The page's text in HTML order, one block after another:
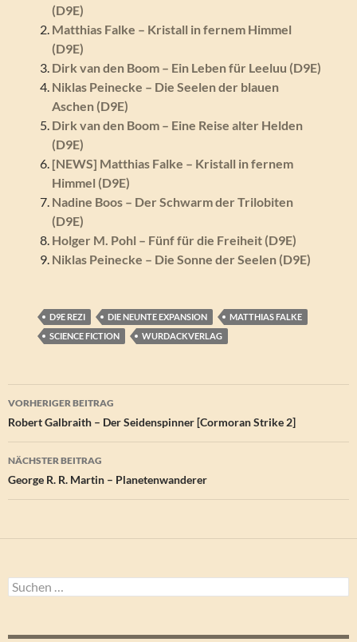
(D9E)
Matthias Falke – Kristall in fernem Himmel
(D9E)
Dirk van den Boom – Ein Leben für Leeluu (D9E)
Niklas Peinecke – Die Seelen der blauen
Aschen (D9E)
Dirk van den Boom – Eine Reise alter Helden
(D9E)
[NEWS] Matthias Falke – Kristall in fernem
Himmel (D9E)
Nadine Boos – Der Schwarm der Trilobiten
(D9E)
Holger M. Pohl – Fünf für die Freiheit (D9E)
Niklas Peinecke – Die Sonne der Seelen (D9E)
D9E REZI DIE NEUNTE EXPANSION
MATTHIAS FALKE
SCIENCE FICTION
WURDACKVERLAG
Beitragsnavigation
VORHERIGER BEITRAG
Robert Galbraith – Der Seidenspinner [Cormoran Strike 2]
NÄCHSTER BEITRAG
George R. R. Martin – Planetenwanderer
Suchen
nach: